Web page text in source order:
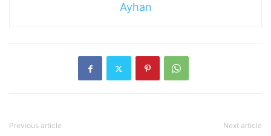
Ayhan
Previous article Next article